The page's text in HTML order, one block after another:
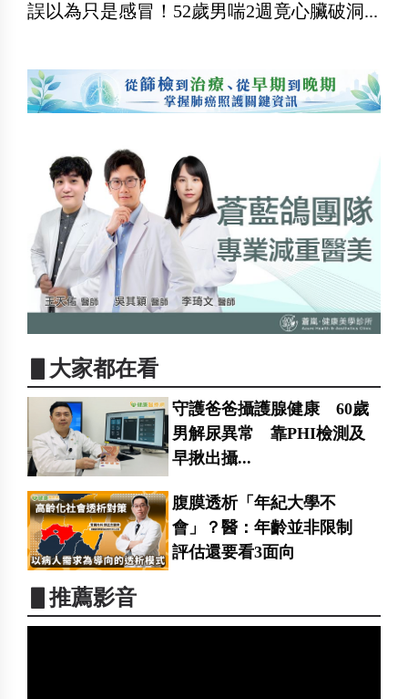
誤以為只是感冒！52歲男喘2週竟心臟破洞...
▋大家都在看
守護爸爸攝護腺健康 60歲
男解尿異常 靠PHI檢測及
早揪出攝...
腹膜透析「年紀大學不
會」？醫：年齡並非限制
評估還要看3面向
▋推薦影音